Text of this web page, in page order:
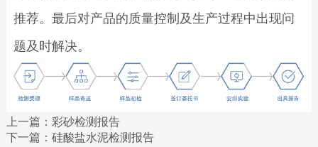
推荐。最后对产品的质量控制及生产过程中出现问
题及时解决。
上一篇： 彩砂检测报告
下一篇： 硅酸盐水泥检测报告